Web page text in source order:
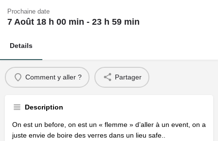
Prochaine date
7 Août 18 h 00 min - 23 h 59 min
Details
Comment y aller ? Partager
Description
On est un before, on est un « flemme » d’aller à un event, on a
juste envie de boire des verres dans un lieu safe..